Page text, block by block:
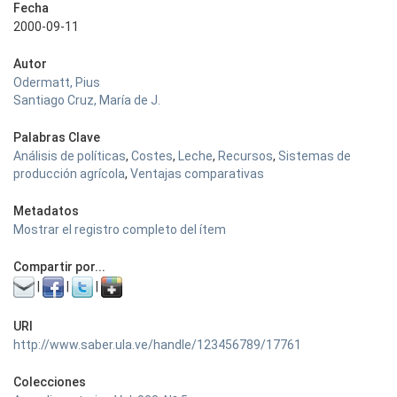
Fecha
2000-09-11
Autor
Odermatt, Pius
Santiago Cruz, María de J.
Palabras Clave
Análisis de políticas, Costes, Leche, Recursos, Sistemas de
producción agrícola, Ventajas comparativas
Metadatos
Mostrar el registro completo del ítem
Compartir por...
URI
http://www.saber.ula.ve/handle/123456789/17761
Colecciones